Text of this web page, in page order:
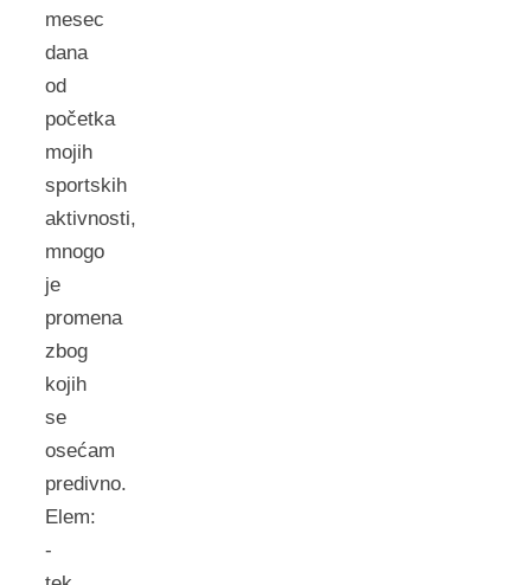
mesec
dana
od
početka
mojih
sportskih
aktivnosti,
mnogo
je
promena
zbog
kojih
se
osećam
predivno.
Elem:
-